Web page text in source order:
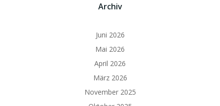
Archiv
Juni 2026
Mai 2026
April 2026
März 2026
November 2025